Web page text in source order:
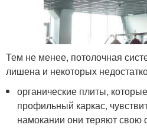
Тем не менее, потолочная
лишена и некоторых
органические плиты,
профильный каркас,
намокании они теряют